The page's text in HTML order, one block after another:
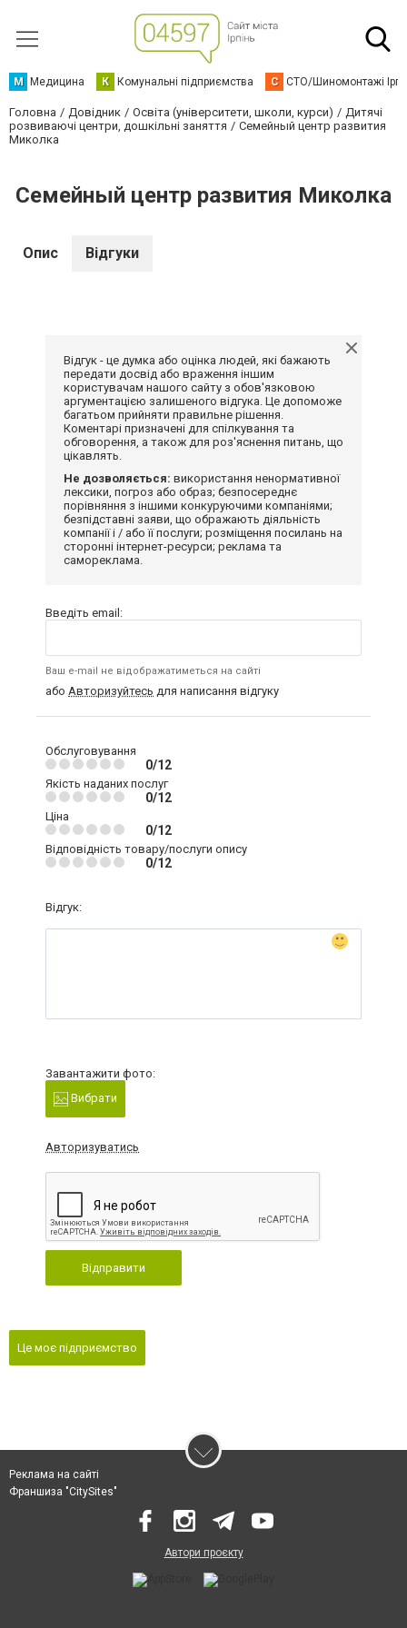
М Медицина К Комунальні підприємства С СТО/Шиномонтажі
Головна Довідник Освіта (університети, школи, курси)
Дитячі
розвиваючі центри, дошкільні заняття
Семейный центр развития
Миколка
Семейный центр развития Миколка
Опис Відгуки
Відгук - це думка або оцінка людей, які бажають
передати досвід або враження іншим
користувачам нашого сайту з обов'язковою
аргументацією залишеного відгука. Це допоможе
багатьом прийняти правильне рішення.
Коментарі призначені для спілкування та
обговорення, а також для роз'яснення питань, що
цікавлять.
Не дозволяється: використання ненормативної
лексики, погроз або образ; безпосереднє
порівняння з іншими конкуруючими компаніями;
безпідставні заяви, що ображають діяльність
компанії і / або її послуги; розміщення посилань на
сторонні інтернет-ресурси; реклама та
самореклама.
Введіть email:
Ваш e-mail не відображатиметься на сайті
або Авторизуйтесь для написання відгуку
Обслуговування
0/12
Якість наданих послуг
0/12
Ціна
0/12
Відповідність товару/послуги опису
0/12
Відгук:
Завантажити фото:
Вибрати
Авторизуватись
Відправити
Це моє підприємство
Реклама на сайті
Франшиза "CitySites"
Автори проєкту